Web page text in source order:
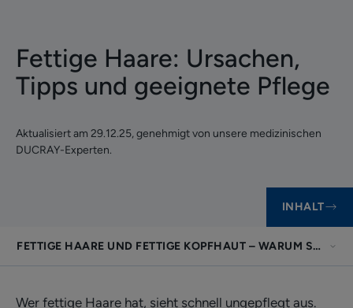
Fettige Haare: Ursachen,
Tipps und geeignete Pflege
Aktualisiert am 29.12.25, genehmigt von unsere medizinischen
DUCRAY-Experten.
INHALT
FETTIGE HAARE UND FETTIGE KOPFHAUT – WARUM SIE
Wer fettige Haare hat, sieht schnell ungepflegt aus.